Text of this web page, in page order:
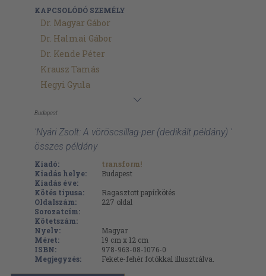
KAPCSOLÓDÓ SZEMÉLY
Dr. Magyar Gábor
Dr. Halmai Gábor
Dr. Kende Péter
Krausz Tamás
Hegyi Gyula
Budapest
'Nyári Zsolt: A vöröscsillag-per (dedikált példány) '
összes példány
Kiadó:
transform!
Kiadás helye:
Budapest
Kiadás éve:
Kötés típusa:
Ragasztott papírkötés
Oldalszám:
227 oldal
Sorozatcím:
Kötetszám:
Nyelv:
Magyar
Méret:
19 cm x 12 cm
ISBN:
978-963-08-1076-0
Megjegyzés:
Fekete-fehér fotókkal illusztrálva.